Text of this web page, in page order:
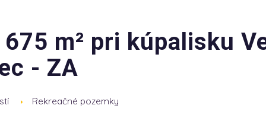
m² pri kúpalisku
- ZA
Rekreačné pozemky